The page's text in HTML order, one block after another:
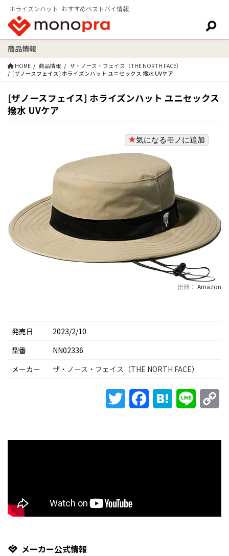
ホライズンハット おすすめベストバイ情報
検索:
商品情報
HOME 商品情報
ザ・ノース・フェイス（THE NORTH FACE）
[ザノースフェイス] ホライズンハット ユニセックス 撥水 UVケア
[ザノースフェイス] ホライズンハット ユニセックス
撥水 UVケア
気になるモノに追加
出典： Amazon
発売日
2023/2/10
型番
NN02336
メーカー
ザ・ノース・フェイス（THE NORTH FACE）
Twitter FacebookHatena Line
メーカー公式情報